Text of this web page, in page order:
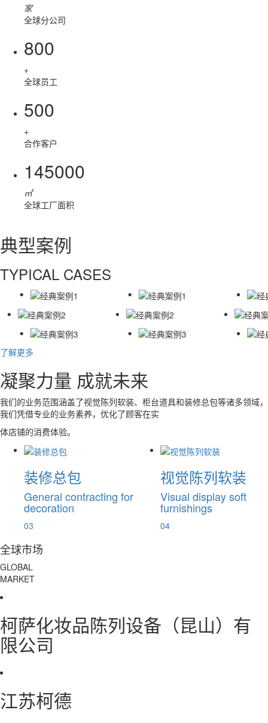
家
全球分公司
800
+
全球员工
500
+
合作客户
145000
㎡
全球工厂面积
典型案例
TYPICAL CASES
了解更多
凝聚力量 成就未来
我们的业务范围涵盖了视觉陈列软装、柜台道具和装修总包等诸多领域，
我们凭借专业的业务素养，优化了顾客在实
体店铺的消费体验。
装修总包
General contracting for
decoration
03
视觉陈列软装
Visual display soft
furnishings
04
全球市场
GLOBAL
MARKET
柯萨化妆品陈列设备（昆山）有
限公司
江苏柯德